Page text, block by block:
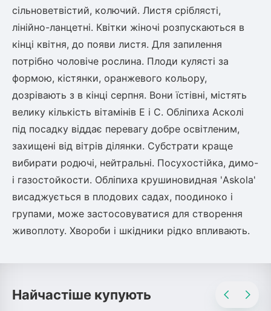
сільноветвістий, колючий. Листя сріблясті,
лінійно-ланцетні. Квітки жіночі розпускаються в
кінці квітня, до появи листя. Для запилення
потрібно чоловіче рослина. Плоди кулясті за
формою, кістянки, оранжевого кольору,
дозрівають з в кінці серпня. Вони їстівні, містять
велику кількість вітамінів Е і С. Обліпиха Асколі
під посадку віддає перевагу добре освітленим,
захищені від вітрів ділянки. Субстрати краще
вибирати родючі, нейтральні. Посухостійка, димо-
і газостойкости. Обліпиха крушиновидная 'Askola'
висаджується в плодових садах, поодиноко і
групами, може застосовуватися для створення
живоплоту. Хвороби і шкідники рідко впливають.
Найчастіше купують